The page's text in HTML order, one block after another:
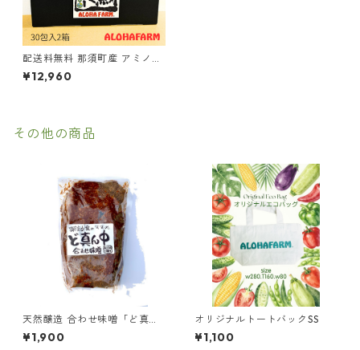
配送料無料 那須町産 アミノ酸
抗酸化 黒にんにく 60日分
【黒のススメ！醗酵熟成黒に
¥12,960
その他の商品
天然醸造 合わせ味噌「ど真ん
中味噌」800g ｜ （クール
便）
¥1,900
オリジナルトートバックSS
¥1,100